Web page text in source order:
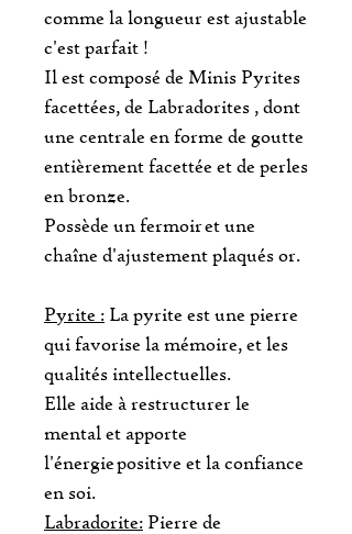
comme la longueur est ajustable
c'est parfait !
Il est composé de Minis Pyrites
facettées, de Labradorites , dont
une centrale en forme de goutte
entièrement facettée et de perles
en bronze.
Possède un fermoir et une
chaîne d'ajustement plaqués or.
Pyrite : La pyrite est une pierre
qui favorise la mémoire, et les
qualités intellectuelles.
Elle aide à restructurer le
mental et apporte
l'énergie positive et la confiance
en soi.
Labradorite: Pierre de